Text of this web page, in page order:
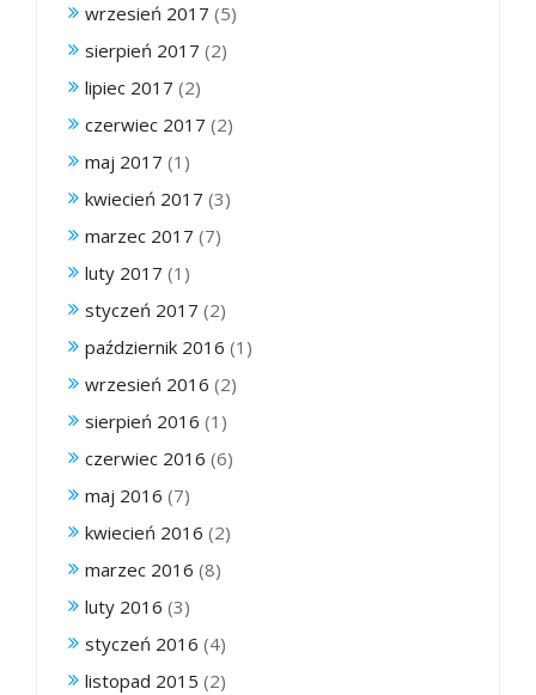
wrzesień 2017 (5)
sierpień 2017 (2)
lipiec 2017 (2)
czerwiec 2017 (2)
maj 2017 (1)
kwiecień 2017 (3)
marzec 2017 (7)
luty 2017 (1)
styczeń 2017 (2)
październik 2016 (1)
wrzesień 2016 (2)
sierpień 2016 (1)
czerwiec 2016 (6)
maj 2016 (7)
kwiecień 2016 (2)
marzec 2016 (8)
luty 2016 (3)
styczeń 2016 (4)
listopad 2015 (2)